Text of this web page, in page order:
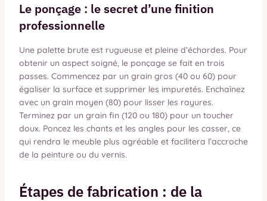
Le ponçage : le secret d’une finition
professionnelle
Une palette brute est rugueuse et pleine d’échardes. Pour
obtenir un aspect soigné, le ponçage se fait en trois
passes. Commencez par un grain gros (40 ou 60) pour
égaliser la surface et supprimer les impuretés. Enchaînez
avec un grain moyen (80) pour lisser les rayures.
Terminez par un grain fin (120 ou 180) pour un toucher
doux. Poncez les chants et les angles pour les casser, ce
qui rendra le meuble plus agréable et facilitera l’accroche
de la peinture ou du vernis.
Étapes de fabrication : de la